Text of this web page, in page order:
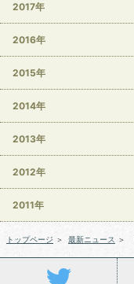
2017年
2016年
2015年
2014年
2013年
2012年
2011年
トップページ ＞ 最新ニュース ＞